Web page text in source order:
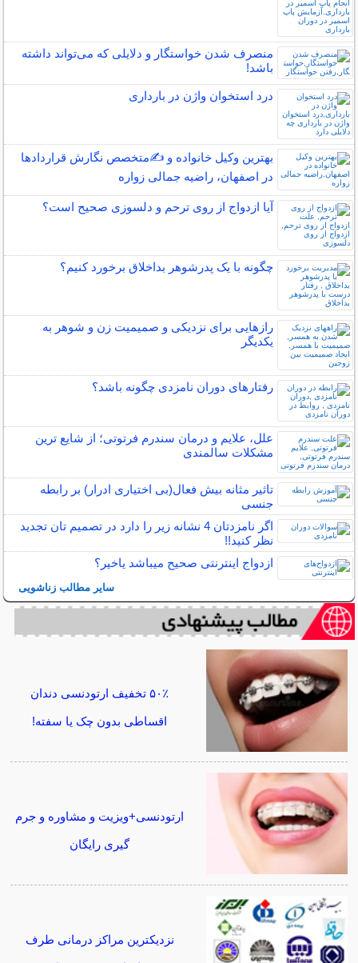
منصرف شدن خواستگار و دلایلی که می‌تواند داشته
باشد!
درد استخوان واژن در بارداری
بهترین وکیل خانواده و ✍️متخصص نگارش قراردادها
در اصفهان، راضیه جمالی زواره
آیا ازدواج از روی ترحم و دلسوزی صحیح است؟
چگونه با یک پدرشوهر بداخلاق برخورد کنیم؟
رازهایی برای نزدیکی و صمیمیت زن و شوهر به
یکدیگر
رفتارهای دوران نامزدی چگونه باشد؟
علل، علایم و درمان سندرم فرتوتی؛ از شایع ترین
مشکلات سالمندی
تاثیر مثانه بیش فعال(بی اختیاری ادرار) بر رابطه
جنسی
اگر نامزدتان 4 نشانه زیر را دارد در تصمیم تان تجدید
نظر کنید!!
ازدواج اینترنتی صحیح میباشد یاخیر؟
سایر مطالب زناشویی
۵۰٪ تخفیف ارتودنسی دندان
اقساطی بدون چک یا سفته!
ارتودنسی+ویزیت و مشاوره و جرم
گیری رایگان
نزدیکترین مراکز درمانی طرف